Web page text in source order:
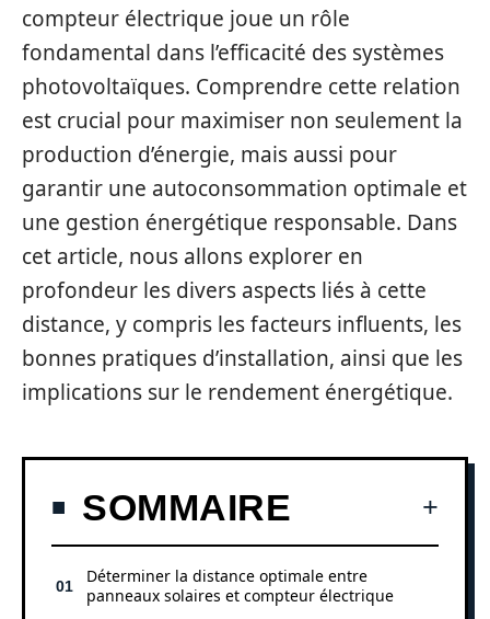
compteur électrique joue un rôle
fondamental dans l’efficacité des systèmes
photovoltaïques. Comprendre cette relation
est crucial pour maximiser non seulement la
production d’énergie, mais aussi pour
garantir une autoconsommation optimale et
une gestion énergétique responsable. Dans
cet article, nous allons explorer en
profondeur les divers aspects liés à cette
distance, y compris les facteurs influents, les
bonnes pratiques d’installation, ainsi que les
implications sur le rendement énergétique.
SOMMAIRE
Déterminer la distance optimale entre
panneaux solaires et compteur électrique